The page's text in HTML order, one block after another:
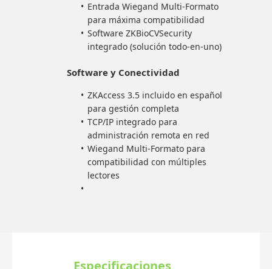
Entrada Wiegand Multi-Formato
para máxima compatibilidad
Software ZKBioCVSecurity
integrado (solución todo-en-uno)
Software y Conectividad
ZKAccess 3.5 incluido en español
para gestión completa
TCP/IP integrado para
administración remota en red
Wiegand Multi-Formato para
compatibilidad con múltiples
lectores
Especificaciones